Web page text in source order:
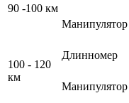
90 -100 км
Манипулятор
100 - 120
км
Длинномер
Манипулятор